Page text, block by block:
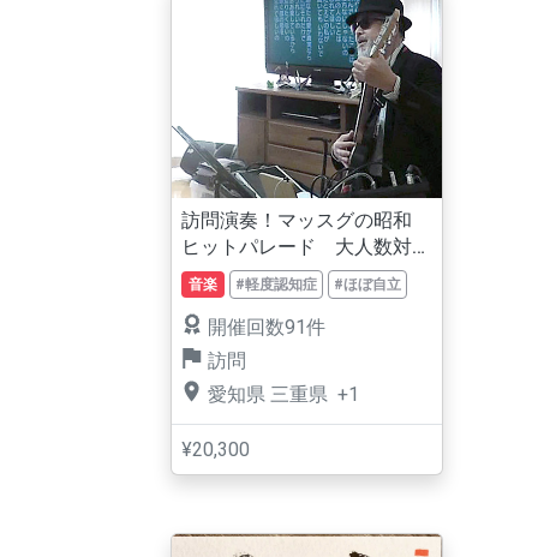
訪問演奏！マッスグの昭和
ヒットパレード 大人数対
応、歌詞表示。
音楽 #軽度認知症 #ほぼ自立
開催回数91件
訪問
愛知県 三重県 +1
¥20,300